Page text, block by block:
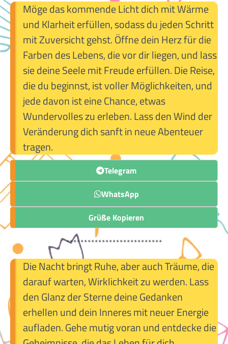
Möge das kommende Licht dich mit Wärme
und Klarheit erfüllen, sodass du jeden Schritt
mit Zuversicht gehst. Öffne dein Herz für die
Farben des Lebens, die vor dir liegen, und lass
sie deine Seele mit Freude erfüllen. Die Reise,
die du beginnst, ist voller Möglichkeiten, und
jede davon ist eine Chance, etwas
Wundervolles zu erleben. Lass den Wind der
Veränderung dich sanft in neue Abenteuer
tragen.
Telegram
WhatsApp
Grüße Kopieren
***************************
Die Nacht bringt Ruhe, aber auch Träume, die
darauf warten, Wirklichkeit zu werden. Lass
den Glanz der Sterne deine Gedanken
erhellen und dein Inneres mit neuer Energie
aufladen. Gehe mutig voran und entdecke die